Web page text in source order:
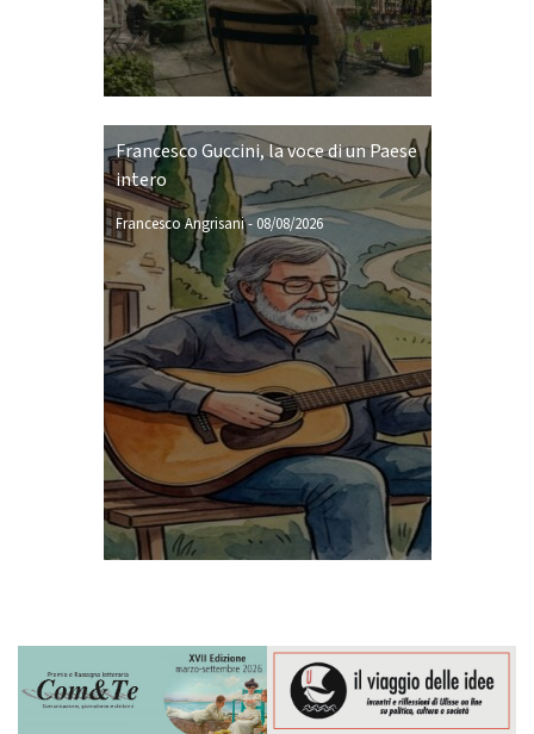
Francesco Guccini, la voce di un Paese
intero
Francesco Angrisani-08/08/2026